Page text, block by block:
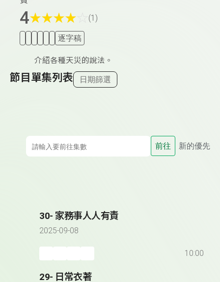
4★★★★ (1)
逐字稿
介紹各種天災的說法。
節目單集列表 日期篩選
前往 新的優先
30- 家務事人人有責
2025-09-08
10:00
29- 日常衣著